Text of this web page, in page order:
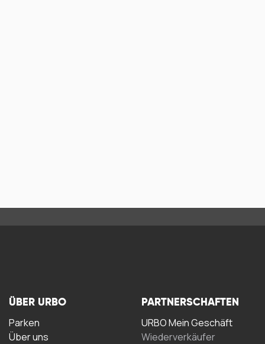
ÜBER URBO
Parken
Über uns
PARTNERSCHAFTEN
URBO Mein Geschäft
Wiederverkäufer